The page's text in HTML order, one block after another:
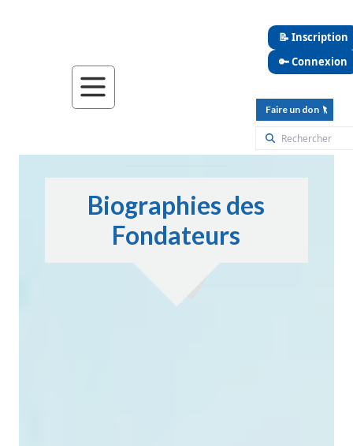
📝 Inscription
🔑 Connexion
Faire un don
Biographies des
Fondateurs